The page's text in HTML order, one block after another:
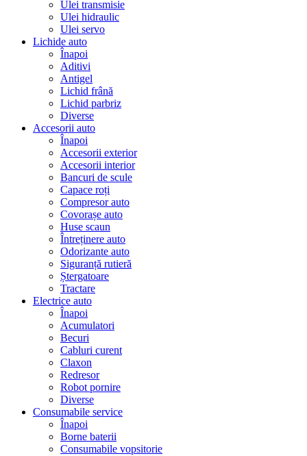
Ulei transmisie
Ulei hidraulic
Ulei servo
Lichide auto
Înapoi
Aditivi
Antigel
Lichid frână
Lichid parbriz
Diverse
Accesorii auto
Înapoi
Accesorii exterior
Accesorii interior
Bancuri de scule
Capace roți
Compresor auto
Covorașe auto
Huse scaun
Întreținere auto
Odorizante auto
Siguranță rutieră
Ștergatoare
Tractare
Electrice auto
Înapoi
Acumulatori
Becuri
Cabluri curent
Claxon
Redresor
Robot pornire
Diverse
Consumabile service
Înapoi
Borne baterii
Consumabile vopsitorie